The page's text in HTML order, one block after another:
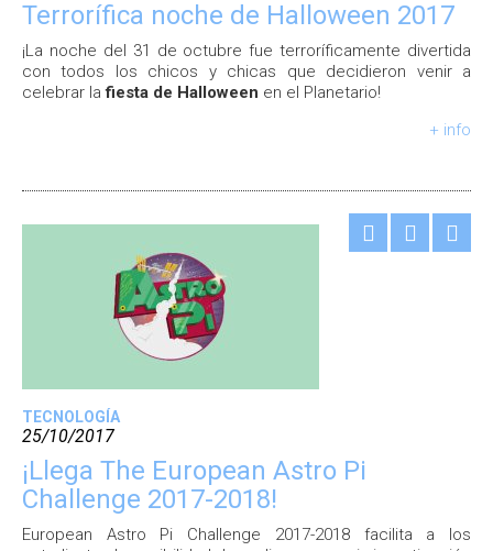
Terrorífica noche de Halloween 2017
¡La noche del 31 de octubre fue terroríficamente divertida
con todos los chicos y chicas que decidieron venir a
celebrar la fiesta de Halloween en el Planetario!
+ info
TECNOLOGÍA
25/10/2017
¡Llega The European Astro Pi
Challenge 2017-2018!
European Astro Pi Challenge 2017-2018 facilita a los